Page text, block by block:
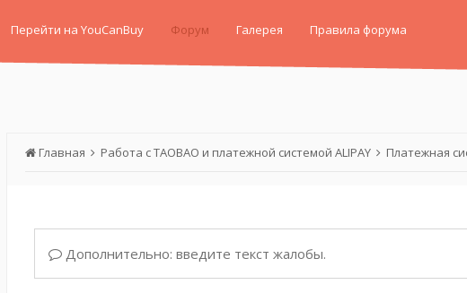
Перейти на YouCanBuy Форум Галерея Правила форума
Главная Работа с TAOBAO и платежной системой ALIPAY Платежная
Дополнительно: введите текст жалобы.